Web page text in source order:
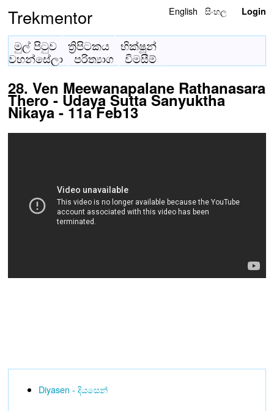
Trekmentor English සිංහල Login
මුල් පිටුව ත්‍රිපිටකය
භික්ෂූන්
වහන්සේලා
පරිත්‍යාග විමසීම්
28. Ven Meewanapalane Rathanasara
Thero - Udaya Sutta Sanyuktha
Nikaya - 11a Feb13
Diyasen - දියසෙන්